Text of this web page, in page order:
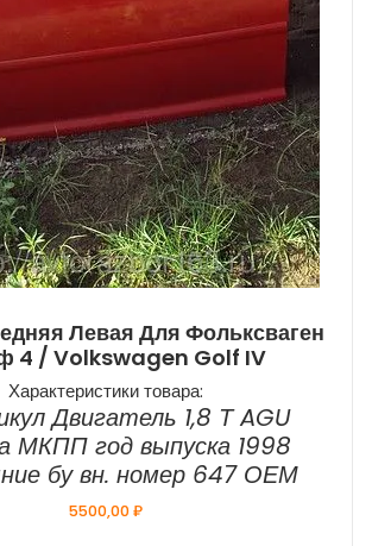
Левая Для Фольксваген
4 / Volkswagen Golf IV
Характеристики товара:
Двигатель 1,8 Т AGU
МКПП год выпуска 1998
бу вн. номер 647 ОЕМ
5500,00₽